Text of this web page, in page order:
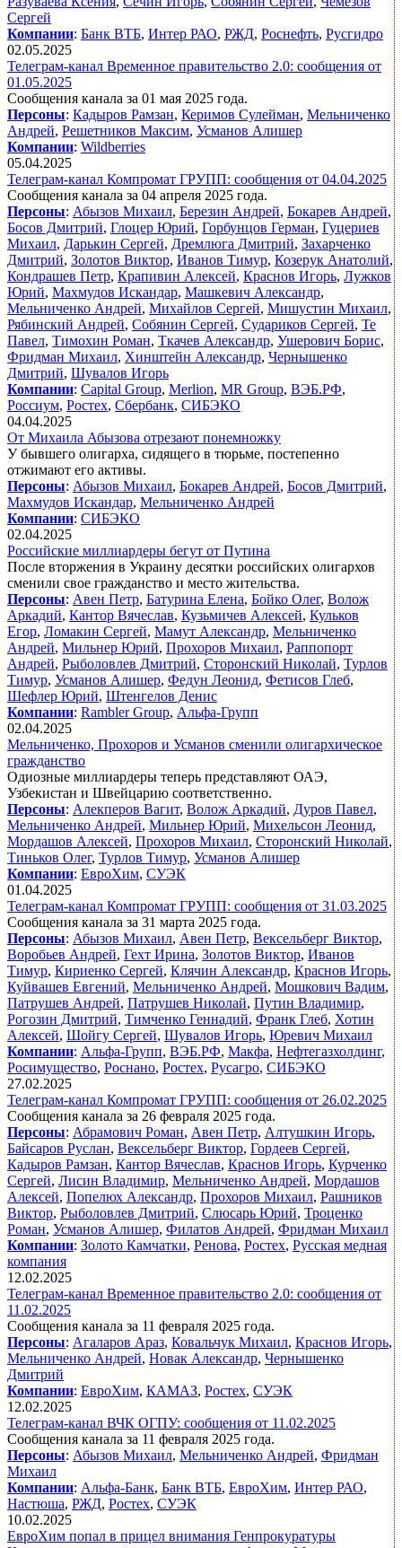
Сергей
Компании: Банк ВТБ, Интер РАО, РЖД, Роснефть, Русгидро
02.05.2025
Телеграм-канал Временное правительство 2.0: сообщения от
01.05.2025
Сообщения канала за 01 мая 2025 года.
Персоны: Кадыров Рамзан, Керимов Сулейман, Мельниченко
Андрей, Решетников Максим, Усманов Алишер
Компании: Wildberries
05.04.2025
Телеграм-канал Компромат ГРУПП: сообщения от 04.04.2025
Сообщения канала за 04 апреля 2025 года.
Персоны: Абызов Михаил, Березин Андрей, Бокарев Андрей,
Босов Дмитрий, Глоцер Юрий, Горбунцов Герман, Гуцериев
Михаил, Дарькин Сергей, Дремлюга Дмитрий, Захарченко
Дмитрий, Золотов Виктор, Иванов Тимур, Козерук Анатолий,
Кондрашев Петр, Крапивин Алексей, Краснов Игорь, Лужков
Юрий, Махмудов Искандар, Машкевич Александр,
Мельниченко Андрей, Михайлов Сергей, Мишустин Михаил,
Рябинский Андрей, Собянин Сергей, Судариков Сергей, Те
Павел, Тимохин Роман, Ткачев Александр, Ушерович Борис,
Фридман Михаил, Хинштейн Александр, Чернышенко
Дмитрий, Шувалов Игорь
Компании: Capital Group, Merlion, MR Group, ВЭБ.РФ,
Россиум, Ростех, Сбербанк, СИБЭКО
04.04.2025
От Михаила Абызова отрезают понемножку
У бывшего олигарха, сидящего в тюрьме, постепенно
отжимают его активы.
Персоны: Абызов Михаил, Бокарев Андрей, Босов Дмитрий,
Махмудов Искандар, Мельниченко Андрей
Компании: СИБЭКО
02.04.2025
Российские миллиардеры бегут от Путина
После вторжения в Украину десятки российских олигархов
сменили свое гражданство и место жительства.
Персоны: Авен Петр, Батурина Елена, Бойко Олег, Волож
Аркадий, Кантор Вячеслав, Кузьмичев Алексей, Кульков
Егор, Ломакин Сергей, Мамут Александр, Мельниченко
Андрей, Мильнер Юрий, Прохоров Михаил, Раппопорт
Андрей, Рыболовлев Дмитрий, Сторонский Николай, Турлов
Тимур, Усманов Алишер, Федун Леонид, Фетисов Глеб,
Шефлер Юрий, Штенгелов Денис
Компании: Rambler Group, Альфа-Групп
02.04.2025
Мельниченко, Прохоров и Усманов сменили олигархическое
гражданство
Одиозные миллиардеры теперь представляют ОАЭ,
Узбекистан и Швейцарию соответственно.
Персоны: Алекперов Вагит, Волож Аркадий, Дуров Павел,
Мельниченко Андрей, Мильнер Юрий, Михельсон Леонид,
Мордашов Алексей, Прохоров Михаил, Сторонский Николай,
Тиньков Олег, Турлов Тимур, Усманов Алишер
Компании: ЕвроХим, СУЭК
01.04.2025
Телеграм-канал Компромат ГРУПП: сообщения от 31.03.2025
Сообщения канала за 31 марта 2025 года.
Персоны: Абызов Михаил, Авен Петр, Вексельберг Виктор,
Воробьев Андрей, Гехт Ирина, Золотов Виктор, Иванов
Тимур, Кириенко Сергей, Клячин Александр, Краснов Игорь,
Куйвашев Евгений, Мельниченко Андрей, Мошкович Вадим,
Патрушев Андрей, Патрушев Николай, Путин Владимир,
Рогозин Дмитрий, Тимченко Геннадий, Франк Глеб, Хотин
Алексей, Шойгу Сергей, Шувалов Игорь, Юревич Михаил
Компании: Альфа-Групп, ВЭБ.РФ, Макфа, Нефтегазхолдинг,
Росимущество, Роснано, Ростех, Русагро, СИБЭКО
27.02.2025
Телеграм-канал Компромат ГРУПП: сообщения от 26.02.2025
Сообщения канала за 26 февраля 2025 года.
Персоны: Абрамович Роман, Авен Петр, Алтушкин Игорь,
Байсаров Руслан, Вексельберг Виктор, Гордеев Сергей,
Кадыров Рамзан, Кантор Вячеслав, Краснов Игорь, Курченко
Сергей, Лисин Владимир, Мельниченко Андрей, Мордашов
Алексей, Попелюх Александр, Прохоров Михаил, Рашников
Виктор, Рыболовлев Дмитрий, Слюсарь Юрий, Троценко
Роман, Усманов Алишер, Филатов Андрей, Фридман Михаил
Компании: Золото Камчатки, Ренова, Ростех, Русская медная
компания
12.02.2025
Телеграм-канал Временное правительство 2.0: сообщения от
11.02.2025
Сообщения канала за 11 февраля 2025 года.
Персоны: Агаларов Араз, Ковальчук Михаил, Краснов Игорь,
Мельниченко Андрей, Новак Александр, Чернышенко
Дмитрий
Компании: ЕвроХим, КАМАЗ, Ростех, СУЭК
12.02.2025
Телеграм-канал ВЧК ОГПУ: сообщения от 11.02.2025
Сообщения канала за 11 февраля 2025 года.
Персоны: Абызов Михаил, Мельниченко Андрей, Фридман
Михаил
Компании: Альфа-Банк, Банк ВТБ, ЕвроХим, Интер РАО,
Настюша, РЖД, Ростех, СУЭК
10.02.2025
ЕвроХим попал в прицел внимания Генпрокуратуры